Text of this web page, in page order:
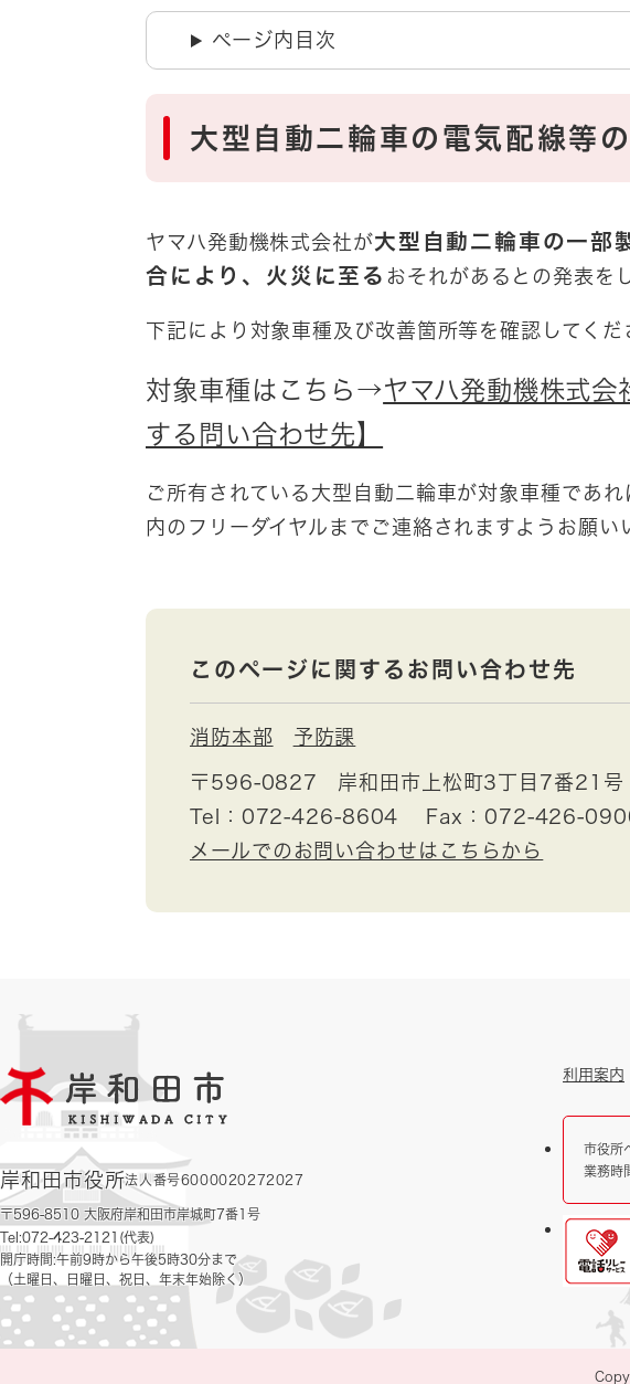
男女共同参画
地域コミュニティ・ボラン
国際交流
ページ内目次
大型自動二輪車の電気配線等
ヤマハ発動機株式会社が大型自動二輪車の一部
合により、火災に至る おそれがあるとの発表を
下記により対象車種及び改善箇所等を確認してくだ
対象車種はこちら→ヤマハ発動機株式会
する問い合わせ先】
ご所有されている大型自動二輪車が対象車種であ
内のフリーダイヤルまでご連絡されますようお願い
このページに関するお問い合わせ先
消防本部 予防課
〒596-0827
岸和田市上松町3丁目7番21号
Tel：072-426-8604
Fax：072-426-
メールでのお問い合わせはこちらから
岸和田市役所法人番号6000020272027
〒596-8510 大阪府岸和田市岸城町7番1号
Tel:072-423-2121(代表)
開庁時間:午前9時から午後5時30分まで
（土曜日、日曜日、祝日、年末年始除く）
利用案内
市役所
業務時